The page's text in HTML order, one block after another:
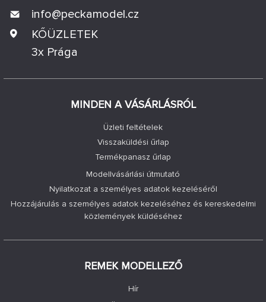
MINDEN A VÁSÁRLÁSRÓL
Üzleti feltételek
Visszaküldési űrlap
Termékpanasz űrlap
Modellvásárlási útmutató
Nyilatkozat a személyes adatok kezeléséről
Hozzájárulás a személyes adatok kezeléséhez és kereskedelmi
közlemények küldéséhez
REMEK MODELLEZŐ
Hír
info@peckamodel.cz
KŐÜZLETEK
3x Prága